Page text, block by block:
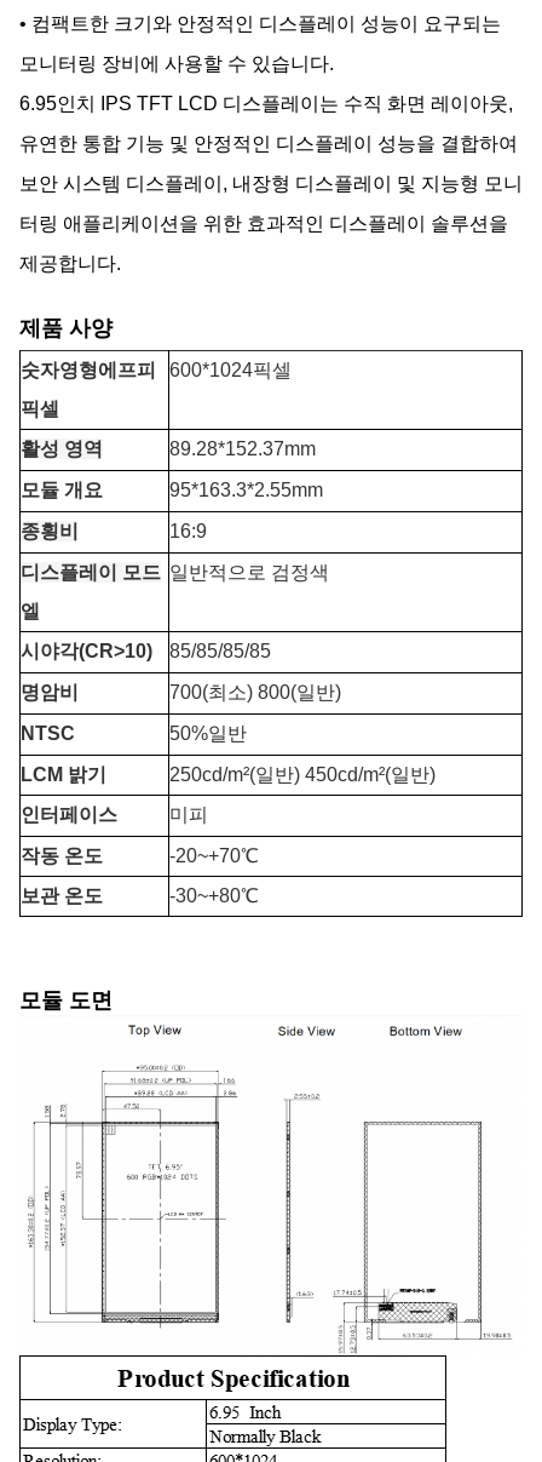
• 컴팩트한 크기와 안정적인 디스플레이 성능이 요구되는
모니터링 장비에 사용할 수 있습니다.
6.95인치 IPS TFT LCD 디스플레이는 수직 화면 레이아웃,
유연한 통합 기능 및 안정적인 디스플레이 성능을 결합하여
보안 시스템 디스플레이, 내장형 디스플레이 및 지능형 모니
터링 애플리케이션을 위한 효과적인 디스플레이 솔루션을
제공합니다.
제품 사양
숫자영형에프피
픽셀
600*1024픽셀
활성 영역
89.28*152.37mm
모듈 개요
95*163.3*2.55mm
종횡비
16:9
디스플레이 모드
엘
일반적으로 검정색
시야각(CR>10)
85/85/85/85
명암비
700(최소) 800(일반)
NTSC
50%일반
LCM 밝기
250cd/m²(일반) 450cd/m²(일반)
인터페이스
미피
작동 온도
-20~+70℃
보관 온도
-30~+80℃
모듈 도면